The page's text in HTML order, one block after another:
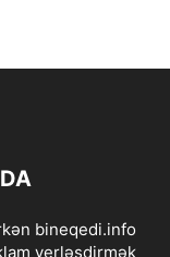
bineqedi.info
yerləşdirmək